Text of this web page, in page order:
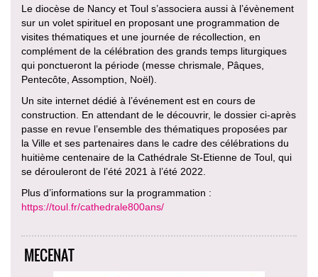
Le diocèse de Nancy et Toul s’associera aussi à l’évènement
sur un volet spirituel en proposant une programmation de
visites thématiques et une journée de récollection, en
complément de la célébration des grands temps liturgiques
qui ponctueront la période (messe chrismale, Pâques,
Pentecôte, Assomption, Noël).
Un site internet dédié à l’événement est en cours de
construction. En attendant de le découvrir, le dossier ci-après
passe en revue l’ensemble des thématiques proposées par
la Ville et ses partenaires dans le cadre des célébrations du
huitième centenaire de la Cathédrale St-Etienne de Toul, qui
se dérouleront de l’été 2021 à l’été 2022.
Plus d’informations sur la programmation :
https://toul.fr/cathedrale800ans/
MECENAT